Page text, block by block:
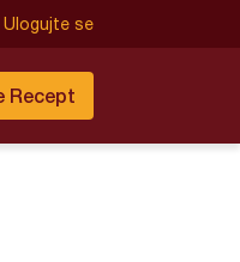
Ulogujte se
Recept